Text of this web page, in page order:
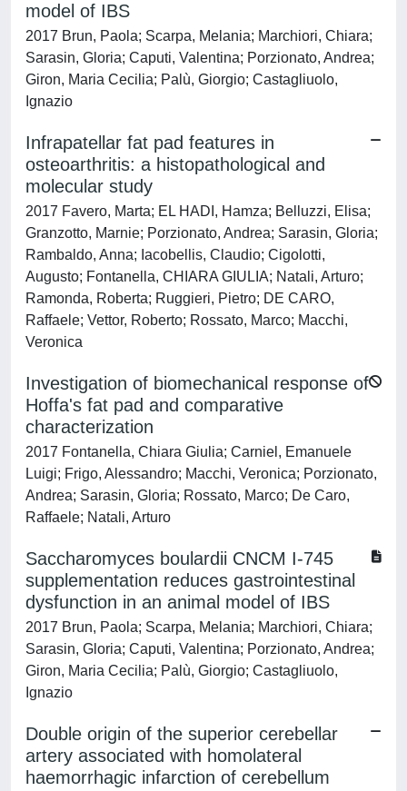
model of IBS
2017 Brun, Paola; Scarpa, Melania; Marchiori, Chiara;
Sarasin, Gloria; Caputi, Valentina; Porzionato, Andrea;
Giron, Maria Cecilia; Palù, Giorgio; Castagliuolo,
Ignazio
Infrapatellar fat pad features in
osteoarthritis: a histopathological and
molecular study
2017 Favero, Marta; EL HADI, Hamza; Belluzzi, Elisa;
Granzotto, Marnie; Porzionato, Andrea; Sarasin, Gloria;
Rambaldo, Anna; Iacobellis, Claudio; Cigolotti,
Augusto; Fontanella, CHIARA GIULIA; Natali, Arturo;
Ramonda, Roberta; Ruggieri, Pietro; DE CARO,
Raffaele; Vettor, Roberto; Rossato, Marco; Macchi,
Veronica
Investigation of biomechanical response of
Hoffa's fat pad and comparative
characterization
2017 Fontanella, Chiara Giulia; Carniel, Emanuele
Luigi; Frigo, Alessandro; Macchi, Veronica; Porzionato,
Andrea; Sarasin, Gloria; Rossato, Marco; De Caro,
Raffaele; Natali, Arturo
Saccharomyces boulardii CNCM I-745
supplementation reduces gastrointestinal
dysfunction in an animal model of IBS
2017 Brun, Paola; Scarpa, Melania; Marchiori, Chiara;
Sarasin, Gloria; Caputi, Valentina; Porzionato, Andrea;
Giron, Maria Cecilia; Palù, Giorgio; Castagliuolo,
Ignazio
Double origin of the superior cerebellar
artery associated with homolateral
haemorrhagic infarction of cerebellum